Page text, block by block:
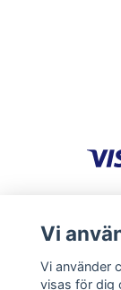
Vi
Vi använder
visas för dig